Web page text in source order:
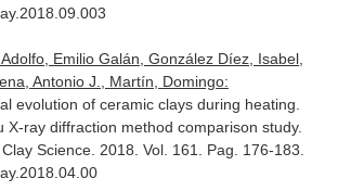
Emilio Galán, González Díez, Isabel,
Antonio J., Martín, Domingo:
evolution of ceramic clays during heating.
X-ray diffraction method comparison study.
Science. 2018. Vol. 161. Pag. 176-183.